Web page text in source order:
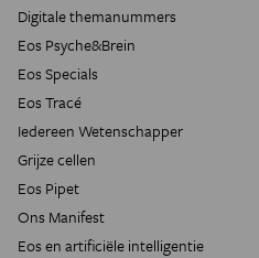
Digitale themanummers
Eos Psyche&Brein
Eos Specials
Eos Tracé
Iedereen Wetenschapper
Grijze cellen
Eos Pipet
Ons Manifest
Eos en artificiële intelligentie